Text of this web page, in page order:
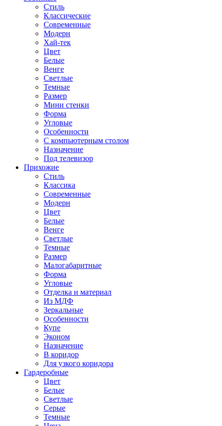
Стиль
Классические
Современные
Модерн
Хай-тек
Цвет
Белые
Венге
Светлые
Темные
Размер
Мини стенки
Форма
Угловые
Особенности
С компьютерным столом
Назначение
Под телевизор
Прихожие
Стиль
Классика
Современные
Модерн
Цвет
Белые
Венге
Светлые
Темные
Размер
Малогабаритные
Форма
Угловые
Отделка и материал
Из МДФ
Зеркальные
Особенности
Купе
Эконом
Назначение
В коридор
Для узкого коридора
Гардеробные
Цвет
Белые
Светлые
Серые
Темные